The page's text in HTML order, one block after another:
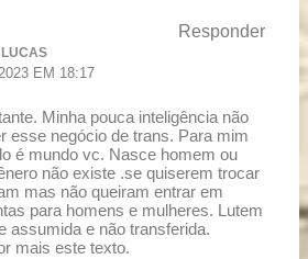
Responder
LUCAS
EM 18:17
Minha pouca inteligência não
esse negócio de trans. Para mim
é mundo vc. Nasce homem ou
não existe .se quiserem trocar
mas não queiram entrar em
para homens e mulheres. Lutem
assumida e não transferida.
mais este texto.